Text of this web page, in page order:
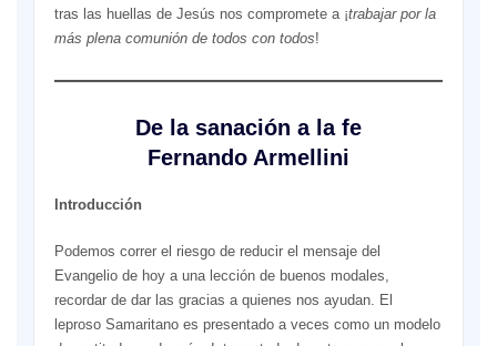
tras las huellas de Jesús nos compromete a ¡trabajar por la
más plena comunión de todos con todos!
De la sanación a la fe
Fernando Armellini
Introducción
Podemos correr el riesgo de reducir el mensaje del
Evangelio de hoy a una lección de buenos modales,
recordar de dar las gracias a quienes nos ayudan. El
leproso Samaritano es presentado a veces como un modelo